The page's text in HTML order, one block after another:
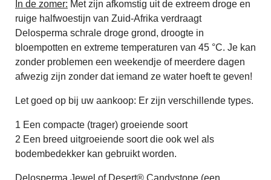
In de zomer: Met zijn afkomstig uit de extreem droge en
ruige halfwoestijn van Zuid-Afrika verdraagt
Delosperma schrale droge grond, droogte in
bloempotten en extreme temperaturen van 45 °C. Je kan
zonder problemen een weekendje of meerdere dagen
afwezig zijn zonder dat iemand ze water hoeft te geven!
Let goed op bij uw aankoop: Er zijn verschillende types.
1 Een compacte (trager) groeiende soort
2 Een breed uitgroeiende soort die ook wel als
bodembedekker kan gebruikt worden.
Delosperma Jewel of Desert® Candystone (een